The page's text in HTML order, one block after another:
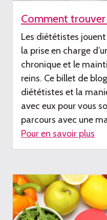
Comment
Les diététistes
la prise en charge
chronique et le
reins. Ce billet de
diététistes et la
avec eux pourvous
parcours avec une
Pour en savoir plus